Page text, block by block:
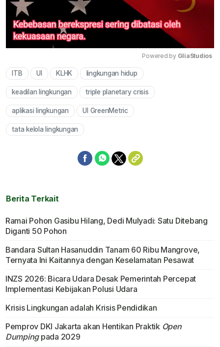
Powered by GliaStudios
ITB UI KLHK lingkungan hidup
keadilan lingkungan triple planetary crisis
aplikasi lingkungan UI GreenMetric
tata kelola lingkungan
Berita Terkait
Ramai Pohon Gasibu Hilang, Dedi Mulyadi: Satu Ditebang
Diganti 50 Pohon
Bandara Sultan Hasanuddin Tanam 60 Ribu Mangrove,
Ternyata Ini Kaitannya dengan Keselamatan Pesawat
INZS 2026: Bicara Udara Desak Pemerintah Percepat
Implementasi Kebijakan Polusi Udara
Krisis Lingkungan adalah Krisis Pendidikan
Pemprov DKI Jakarta akan Hentikan Praktik Open
Dumpingpada 2029